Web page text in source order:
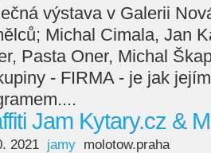
výstava v Galerii
Michal Cimala, Jan
Pasta Oner, Michal
- FIRMA - je jak
Jam Kytary.cz &
2021 jamy molotow.praha